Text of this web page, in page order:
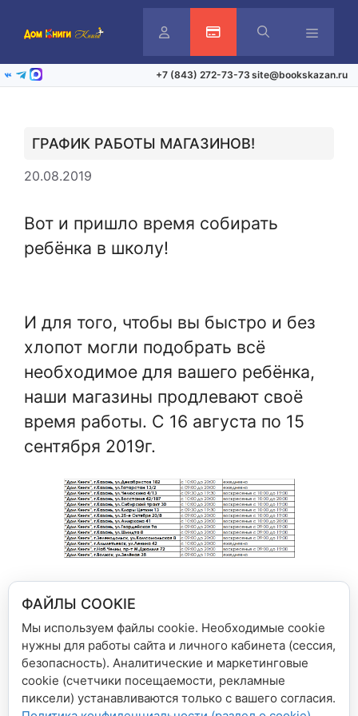
ЛичныйАктивация карты
ВКонтакте
Telegram
Max +7 (843) 272-73-73 site@bookskazan.ru
ГРАФИК РАБОТЫ МАГАЗИНОВ!
20.08.2019
Вот и пришло время собирать
ребёнка в школу!
И для того, чтобы вы быстро и без
хлопот могли подобрать всё
необходимое для вашего ребёнка,
наши магазины продлевают своё
время работы. С 16 августа по 15
сентября 2019г.
Остальные магазины сетей «Дом
Книги», «Книга+» работают в
обычном режиме.
Рубрики
Новости сети магазинов
ФАЙЛЫ COOKIE
Мы используем файлы cookie. Необходимые cookie
нужны для работы сайта и личного кабинета (сессия,
безопасность). Аналитические и маркетинговые
cookie (счетчики посещаемости, рекламные
пиксели) устанавливаются только с вашего согласия.